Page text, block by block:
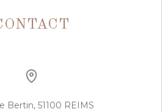
Bertin, 51100 REIMS